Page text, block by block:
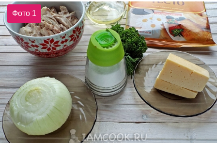
Фото 1